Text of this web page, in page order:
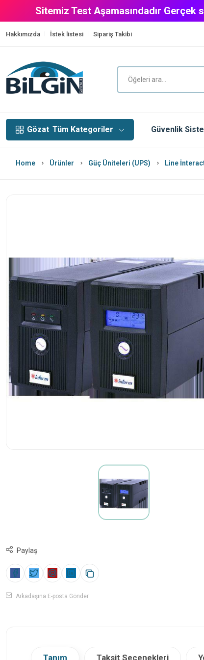
Sitemiz Test Aşamasındadır Gerçek
Hakkımızda İstek listesi Sipariş Takibi
Gözat Tüm Kategoriler Güvenlik
Home Ürünler Güç Üniteleri (UPS) Line
Paylaş
Arkadaşına E-posta Gönder
Tanım Taksit Seçenekleri